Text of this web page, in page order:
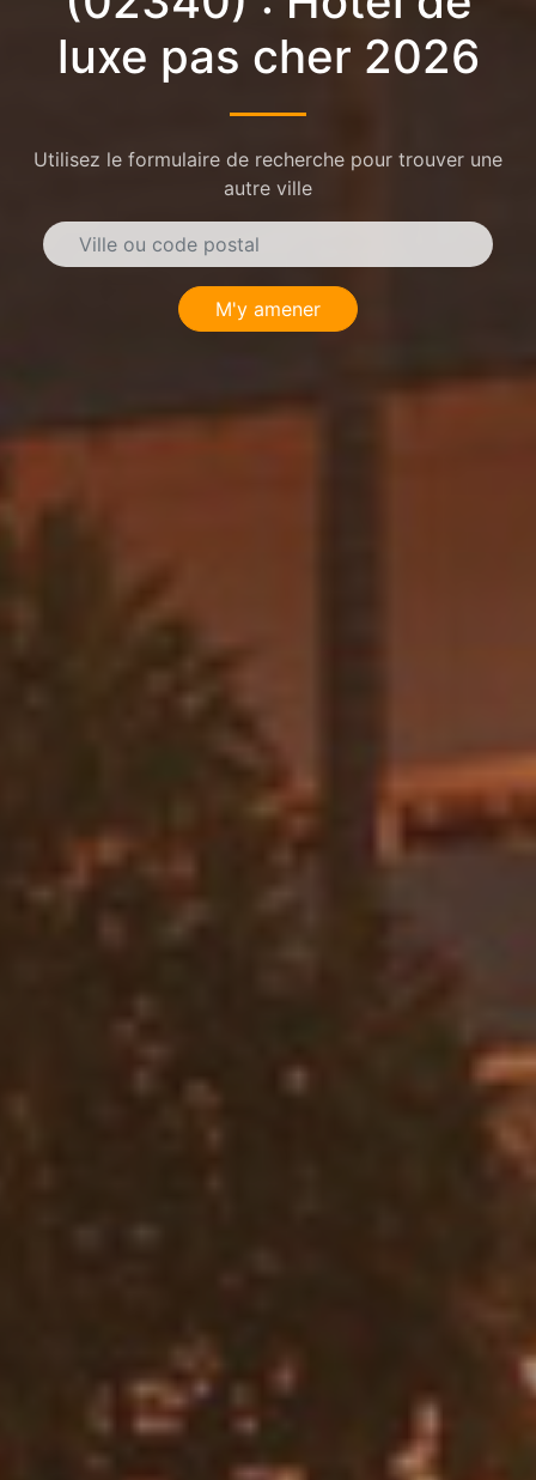
luxe pas cher 2026
Utilisez le formulaire de recherche pour trouver une
autre ville
M'y amener